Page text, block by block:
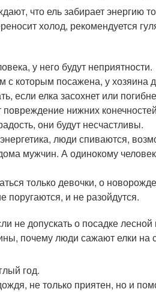
что ель забирает энергию
холод, рекомендуется
у него будут неприятности.
с которым посажена, у
если елка засохнет или
повреждение нижних
они будут несчастливы.
люди спиваются,
мужчин. А одинокому
только девочки, о
поругаются, и не разойдутся.
не допускать о посадке
почему люди сажают елки на
год.
не только приятен, но и